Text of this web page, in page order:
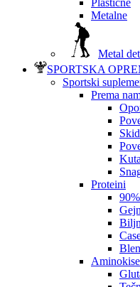
Plastične
Metalne
Metal
SPORTSKA
Sportski
Prema
Proteini